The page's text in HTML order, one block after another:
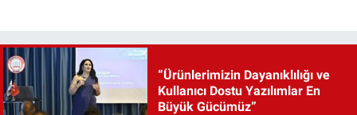
“Ürünlerimizin Dayanıklılığı ve
Kullanıcı Dostu Yazılımlar En
Büyük Gücümüz”